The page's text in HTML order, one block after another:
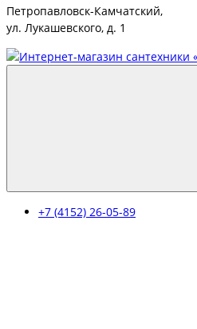
Петропавловск-Камчатский,
ул. Лукашевского, д. 1
+7 (4152) 26-05-89